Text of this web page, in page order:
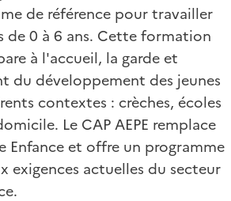
de référence pour travailler
de 0 à 6 ans. Cette formation
à l'accueil, la garde et
du développement des jeunes
contextes : crèches, écoles
Le CAP AEPE remplace
Enfance et offre un programme
exigences actuelles du secteur